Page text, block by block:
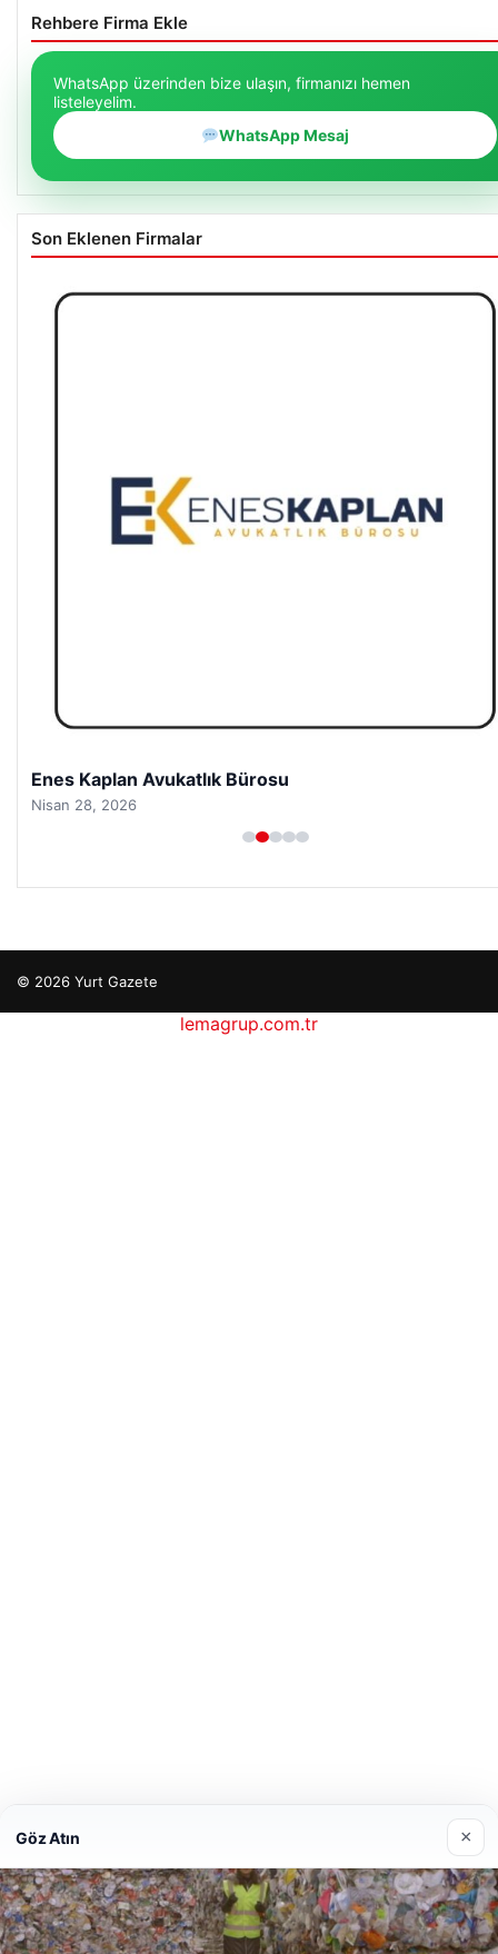
Rehbere Firma Ekle
WhatsApp üzerinden bize ulaşın, firmanızı hemen
listeleyelim.
WhatsApp Mesaj
Son Eklenen Firmalar
Enes Kaplan Avukatlık Bürosu
Nisan 28, 2026
© 2026 Yurt Gazete
Göz Atın ×
lemagrup.com.tr